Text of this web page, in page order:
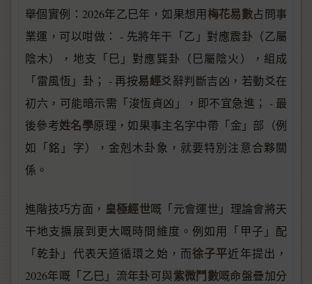
舉個實例：2026年乙巳年，如果想用梅花易數占問事
業運，可以咁做： - 先將年干「乙」對應震卦（乙屬
陰木），地支「巳」對應巽卦（巳屬陰火），組成
「雷風恆」卦； - 再按易經爻辭判斷吉凶，若動爻在
初六，可能暗示需「浚恆貞凶」，即不宜急進； - 最
後參考姓名學原理，如果事主名字中帶「金」部（例
如「銘」字），金剋木卦象，就要特別注意合夥關
係。
進階技巧方面， 皇極經世嘅「元會運世」理論會將天
干地支擴展到更大嘅時間維度。例如用「甲子」配
「乾卦」代表天道循環之始，而徐子平近年提出，
2026年嘅「乙巳」流年卦可與紫微鬥數嘅命盤疊加分